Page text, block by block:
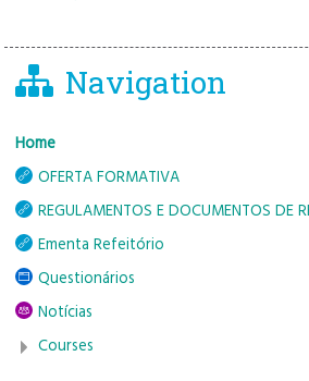
Navigation
Home
OFERTA FORMATIVA
REGULAMENTOS E DOCUMENTOS DE
Ementa Refeitório
Questionários
Notícias
Courses